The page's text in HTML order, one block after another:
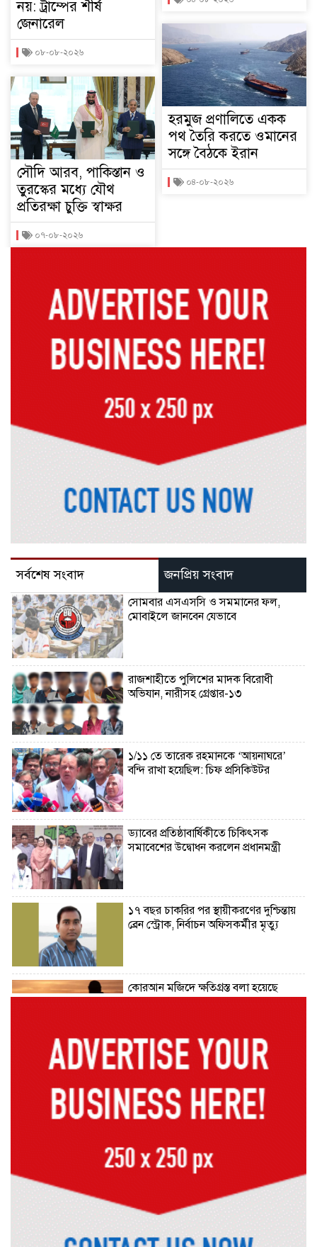
নয়: ট্রাম্পের শীর্ষ
জেনারেল
০৮-০৮-২০২৬
সৌদি আরব, পাকিস্তান ও
তুরস্কের মধ্যে যৌথ
প্রতিরক্ষা চুক্তি স্বাক্ষর
০৭-০৮-২০২৬
হরমুজ প্রণালিতে একক
পথ তৈরি করতে ওমানের
সঙ্গে বৈঠকে ইরান
০৪-০৮-২০২৬
সর্বশেষ সংবাদ জনপ্রিয় সংবাদ
সোমবার এসএসসি ও সমমানের ফল,
মোবাইলে জানবেন যেভাবে
রাজশাহীতে পুলিশের মাদক বিরোধী
অভিযান, নারীসহ গ্রেপ্তার-১৩
১/১১ তে তারেক রহমানকে ‘আয়নাঘরে’
বন্দি রাখা হয়েছিল: চিফ প্রসিকিউটর
ড্যাবের প্রতিষ্ঠাবার্ষিকীতে চিকিৎসক
সমাবেশের উদ্বোধন করলেন প্রধানমন্ত্রী
১৭ বছর চাকরির পর স্থায়ীকরণের দুশ্চিন্তায়
ব্রেন স্ট্রোক, নির্বাচন অফিসকর্মীর মৃত্যু
কোরআন মজিদে ক্ষতিগ্রস্ত বলা হয়েছে
হরমুজ চুক্তির বিনিময়ে ইরানের বন্দর
করা সম্ভব নয়: ট্রাম্পের শীর্ষ জেনারেল
‘আমার চেয়েও বড় হবে’, ছেলেকে নিয়ে